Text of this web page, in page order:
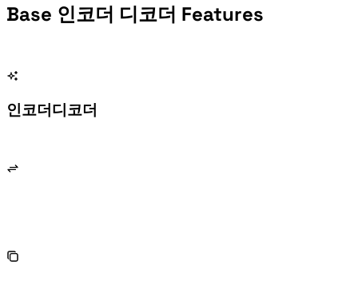
Base 인코더 디코더 Features
Base 인코더 디코더 conversion